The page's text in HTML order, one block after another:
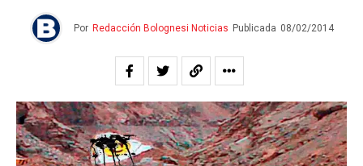
Por Redacción Bolognesi Noticias Publicada 08/02/2014